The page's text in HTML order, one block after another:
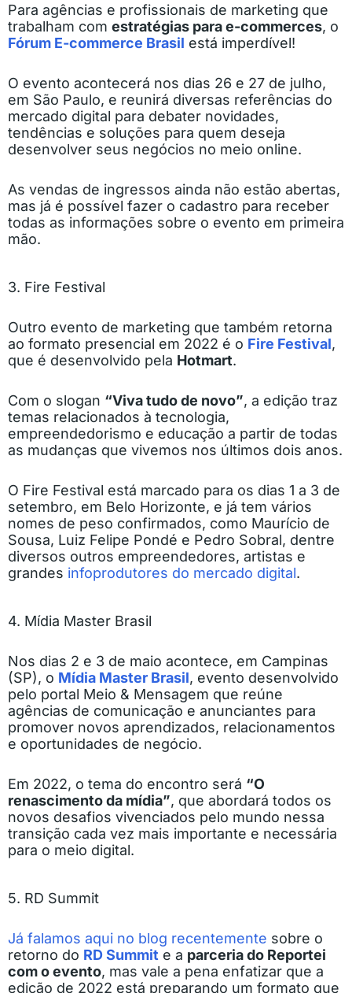
Para agências e profissionais de marketing que
trabalham com estratégias para e-commerces, o
Fórum E-commerce Brasil está imperdível!
O evento acontecerá nos dias 26 e 27 de julho,
em São Paulo, e reunirá diversas referências do
mercado digital para debater novidades,
tendências e soluções para quem deseja
desenvolver seus negócios no meio online.
As vendas de ingressos ainda não estão abertas,
mas já é possível fazer o cadastro para receber
todas as informações sobre o evento em primeira
mão.
3. Fire Festival
Outro evento de marketing que também retorna
ao formato presencial em 2022 é o Fire Festival,
que é desenvolvido pela Hotmart.
Com o slogan “Viva tudo de novo”, a edição traz
temas relacionados à tecnologia,
empreendedorismo e educação a partir de todas
as mudanças que vivemos nos últimos dois anos.
O Fire Festival está marcado para os dias 1 a 3 de
setembro, em Belo Horizonte, e já tem vários
nomes de peso confirmados, como Maurício de
Sousa, Luiz Felipe Pondé e Pedro Sobral, dentre
diversos outros empreendedores, artistas e
grandes infoprodutores do mercado digital.
4. Mídia Master Brasil
Nos dias 2 e 3 de maio acontece, em Campinas
(SP), o Mídia Master Brasil, evento desenvolvido
pelo portal Meio & Mensagem que reúne
agências de comunicação e anunciantes para
promover novos aprendizados, relacionamentos
e oportunidades de negócio.
Em 2022, o tema do encontro será “O
renascimento da mídia”, que abordará todos os
novos desafios vivenciados pelo mundo nessa
transição cada vez mais importante e necessária
para o meio digital.
5. RD Summit
Já falamos aqui no blog recentemente sobre o
retorno do RD Summit e a parceria do Reportei
com o evento, mas vale a pena enfatizar que a
edição de 2022 está preparando um formato que